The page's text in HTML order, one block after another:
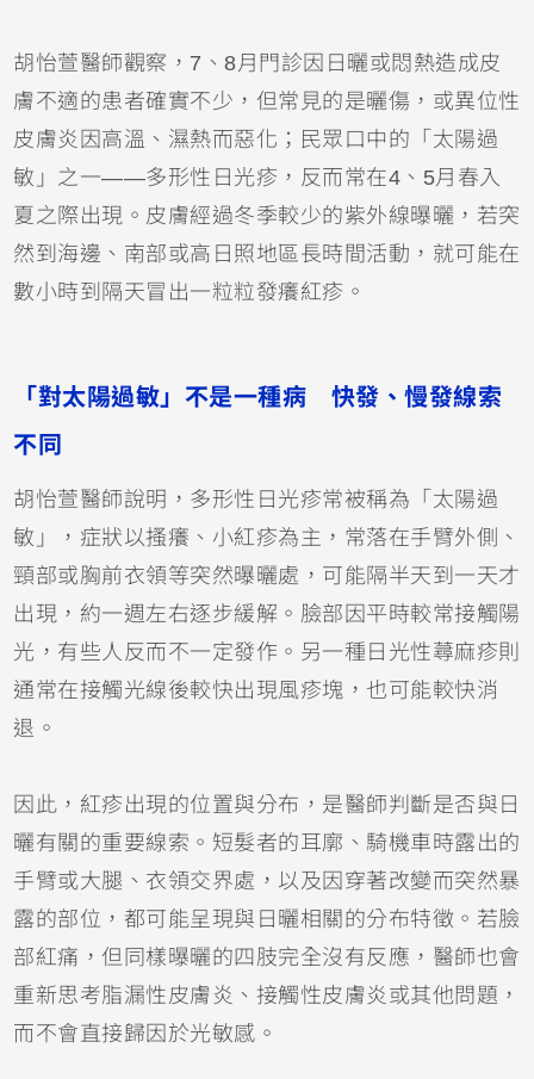
胡怡萱醫師觀察，7、8月門診因日曬或悶熱造成皮
膚不適的患者確實不少，但常見的是曬傷，或異位性
皮膚炎 因高溫、濕熱而惡化；民眾口中的「太陽過
敏」之一——多形性日光疹，反而常在4、5月春入
夏之際出現。皮膚經過冬季較少的紫外線曝曬，若突
然到海邊、南部或高日照地區長時間活動，就可能在
數小時到隔天冒出一粒粒發癢紅疹。
「對太陽過敏」不是一種病 快發、慢發線索
不同
胡怡萱醫師說明，多形性日光疹常被稱為「太陽過
敏」，症狀以搔癢、小紅疹為主，常落在手臂外側、
頸部或胸前衣領等突然曝曬處，可能隔半天到一天才
出現，約一週左右逐步緩解。臉部因平時較常接觸陽
光，有些人反而不一定發作。另一種日光性蕁麻疹則
通常在接觸光線後較快出現風疹塊，也可能較快消
退。
因此，紅疹出現的位置與分布，是醫師判斷是否與日
曬有關的重要線索。短髮者的耳廓、騎機車時露出的
手臂或大腿、衣領交界處，以及因穿著改變而突然暴
露的部位，都可能呈現與日曬相關的分布特徵。若臉
部紅痛，但同樣曝曬的四肢完全沒有反應，醫師也會
重新思考脂漏性皮膚炎、 接觸性皮膚炎 或其他問題，
而不會直接歸因於光敏感。